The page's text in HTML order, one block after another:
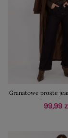
Granatowe proste
99,99